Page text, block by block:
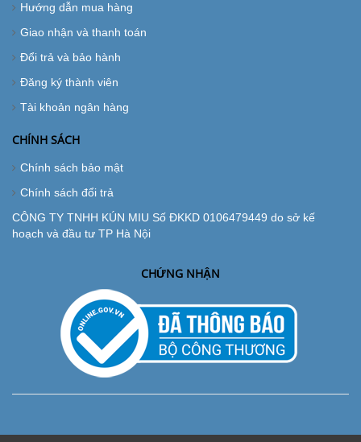
Hướng dẫn mua hàng
Giao nhận và thanh toán
Đổi trả và bảo hành
Đăng ký thành viên
Tài khoản ngân hàng
CHÍNH SÁCH
Chính sách bảo mật
Chính sách đổi trả
CÔNG TY TNHH KÚN MIU Số ĐKKD 0106479449 do sở kế
hoạch và đầu tư TP Hà Nội
CHỨNG NHẬN